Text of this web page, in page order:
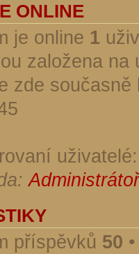
ONLINE
je online 1
založena
zde
příspěvků 50